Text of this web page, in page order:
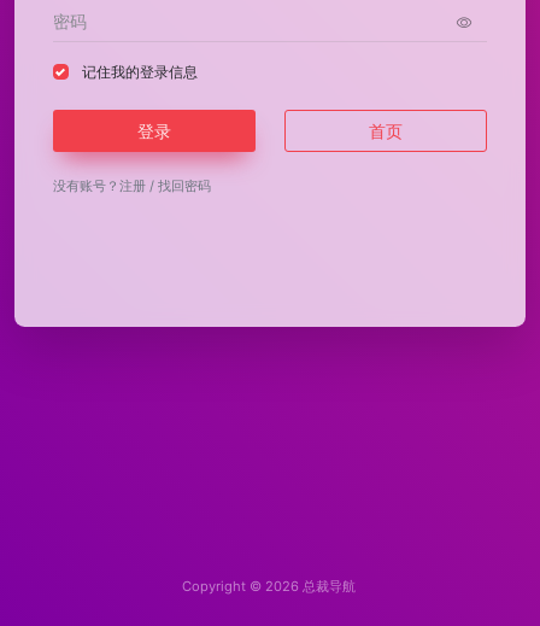
记住我的登录信息
登录 首页
没有账号？ 注册 / 找回密码
Copyright © 2026 总裁导航